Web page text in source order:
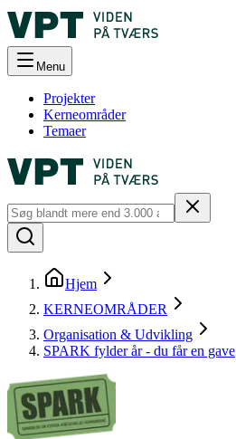
Menu
Projekter
Kerneområder
Temaer
Hjem
KERNEOMRÅDER
Organisation & Udvikling
SPARK fylder år - du får en gave